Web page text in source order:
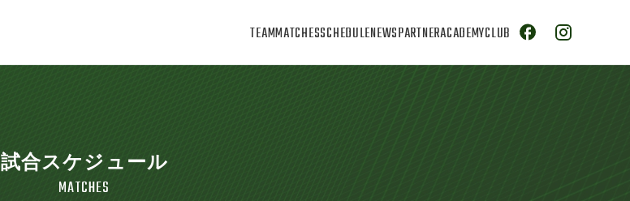
TEAMMATCHESSCHEDULENEWSPARTNERACADEMYCLUB
試合スケジュール
MATCHES